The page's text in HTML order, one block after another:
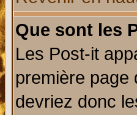
Que sont les
Les Post-it
première page
devriez donc